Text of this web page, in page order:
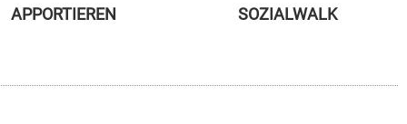
APPORTIEREN SOZIALWALK